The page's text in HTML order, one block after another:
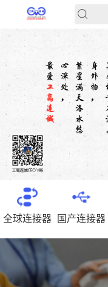
全球连接器 国产连接器